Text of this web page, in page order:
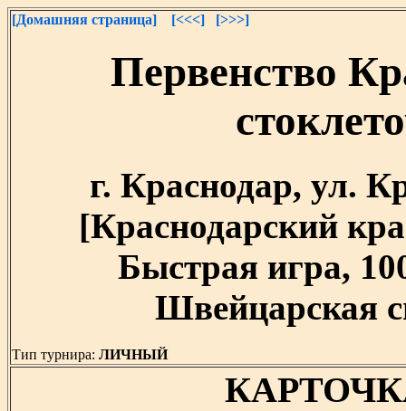
[Домашняя страница] [<<<] [>>>]
Первенство
г. Краснодар, ул.
[Краснодарский
Быстрая игра,
Швейцарская
Тип турнира: ЛИЧНЫЙ